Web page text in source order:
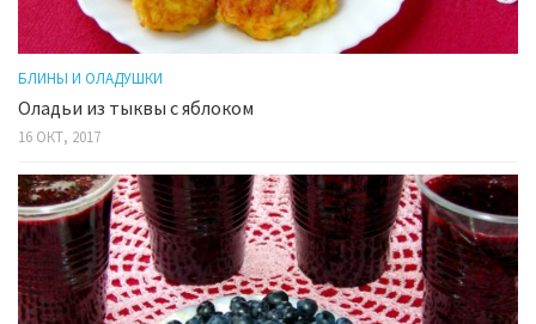
БЛИНЫ И ОЛАДУШКИ
Оладьи из тыквы с яблоком
16 ОКТ, 2017